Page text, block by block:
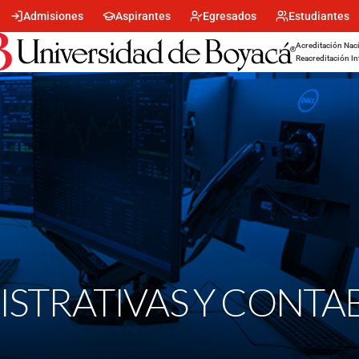
Menu
encabezado
-
Centro
Admisiones Aspirantes Egresados Estudiantes
Acreditación
Reacreditación
Y